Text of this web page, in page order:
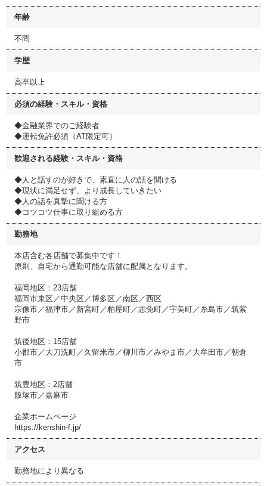
年齢
不問
学歴
高卒以上
必須の経験・スキル・資格
◆金融業界でのご経験者
◆運転免許必須（AT限定可）
歓迎される経験・スキル・資格
◆人と話すのが好きで、素直に人の話を聞ける
◆現状に満足せず、より成長していきたい
◆人の話を真摯に聞ける方
◆コツコツ仕事に取り組める方
勤務地
本店含む各店舗で募集中です！
原則、自宅から通勤可能な店舗に配属となります。
福岡地区：23店舗
福岡市東区／中央区／博多区／南区／西区
宗像市／福津市／新宮町／粕屋町／志免町／宇美町／糸島市／筑紫
野市
筑後地区：15店舗
小郡市／大刀洗町／久留米市／柳川市／みやま市／大牟田市／朝倉
市
筑豊地区：2店舗
飯塚市／嘉麻市
企業ホームページ
https://kenshin-f.jp/
アクセス
勤務地により異なる